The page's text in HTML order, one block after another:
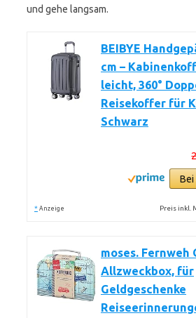
und gehe langsam.
BEIBYE
cm –
leicht, 360°
Reisekoffer für
Schwarz
Bei
* Anzeige Preis inkl.
moses.
Allzweckbox, für
Geldgeschenke